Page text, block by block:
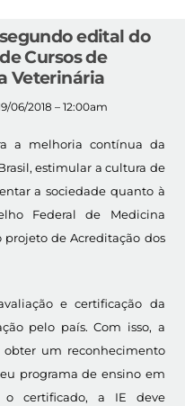
edital do
Cursos de
Veterinária
06/2018 – 12:00am
a melhoria contínua da
estimular a cultura de
a sociedade quanto à
Federal de Medicina
projeto de Acreditação dos
e certificação da
pelo país. Com isso, a
obter um reconhecimento
programa de ensino em
o certificado, a IE deve